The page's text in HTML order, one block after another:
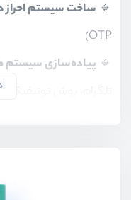
🔹 ساخت سیستم احراز
OTP)
🔹 پیاده‌سازی سیستم
تلگرام، پوش
مدیریت فایل و